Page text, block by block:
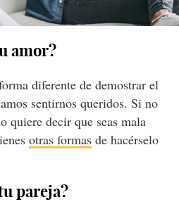
amor?
diferente de demostrar el
sentirnos queridos. Si no
quiere decir que seas mala
otras formasde hacérselo
pareja?